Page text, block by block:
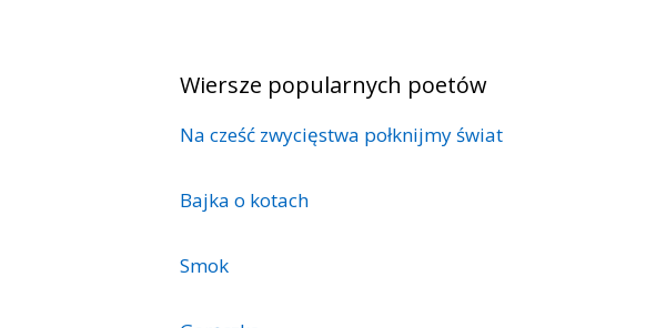
Wiersze popularnych poetów
Na cześć zwycięstwa połknijmy świat
Bajka o kotach
Smok